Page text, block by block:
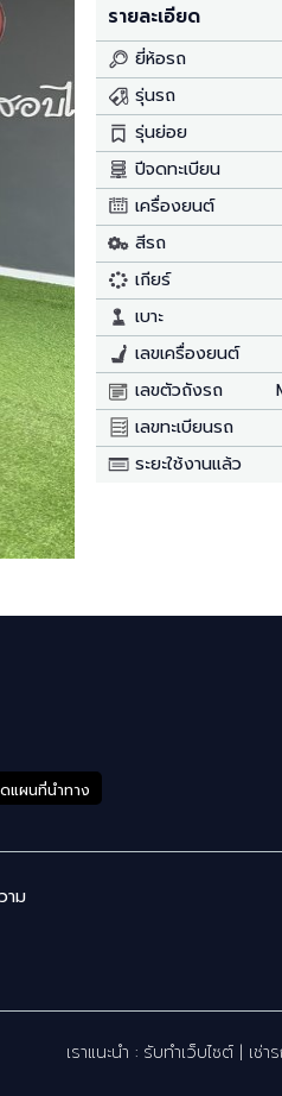
รายละเอียด
ยี่ห้อรถ
รุ่นรถ
รุ่นย่อย
ปีจดทะเบียน
เครื่องยนต์
สีรถ
เกียร์
เบาะ
เลขเครื่องยนต์
เลขตัวถังรถ
เลขทะเบียนรถ
ระยะใช้งานแล้ว
แผนที่นำทาง
าม
เราแนะนำ : รับทำเว็บไซต์ | เช่